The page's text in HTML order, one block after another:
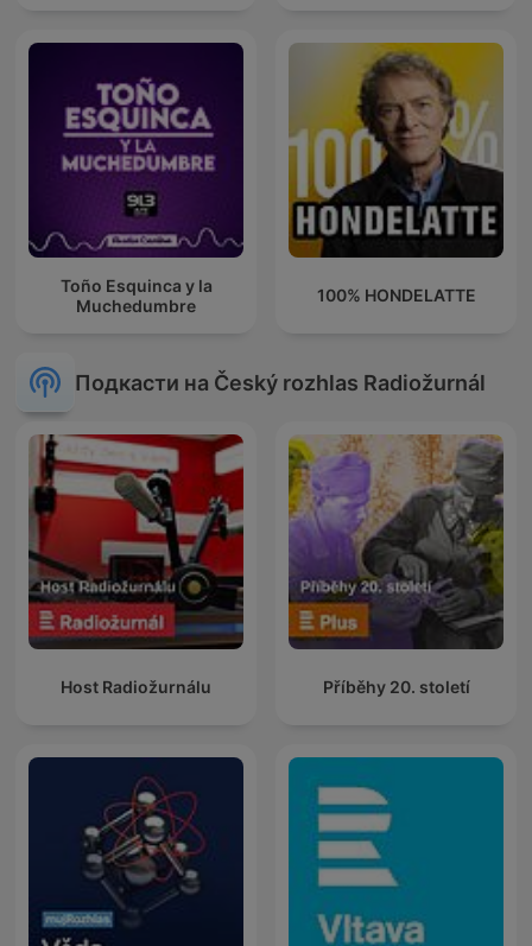
Toño Esquinca y la
Muchedumbre
100% HONDELATTE
Подкасти на Český rozhlas Radiožurnál
Host Radiožurnálu Příběhy 20. století